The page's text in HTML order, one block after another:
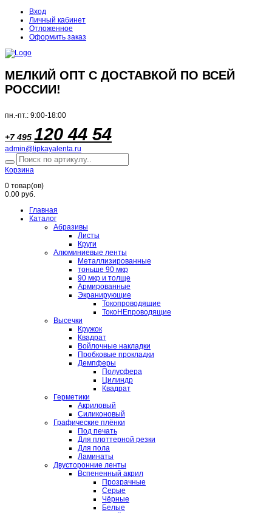
Вход
Личный кабинет
Отложенное
Оформить заказ
МЕЛКИЙ ОПТ С ДОСТАВКОЙ ПО ВСЕЙ
РОССИИ!
пн.-пт.: 9:00-18:00
+7 495 120 44 54
admin@lipkayalenta.ru
Корзина
0 товар(ов)
0.00 руб.
Главная
Каталог
Абразивы
Листы
Круги
Алюминиевые ленты
Металлизированные
тоньше 90 мкр
90 мкр и толще
Армированные
Экранирующие
Токопроводящие
ТокоНЕпроводящие
Высечки
Кружок
Квадрат
Войлочные накладки
Пробковые прокладки
Демпферы
Полусфера
Цилиндр
Квадрат
Герметики
Акриловый
Силиконовый
Графические плёнки
Под печать
Для плоттерной резки
Для пола
Ламинаты
Двусторонние ленты
Вспененный акрил
Прозрачные
Серые
Чёрные
Белые